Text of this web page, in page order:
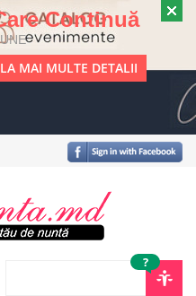
Continuă
MAI MULTE DETALII
?